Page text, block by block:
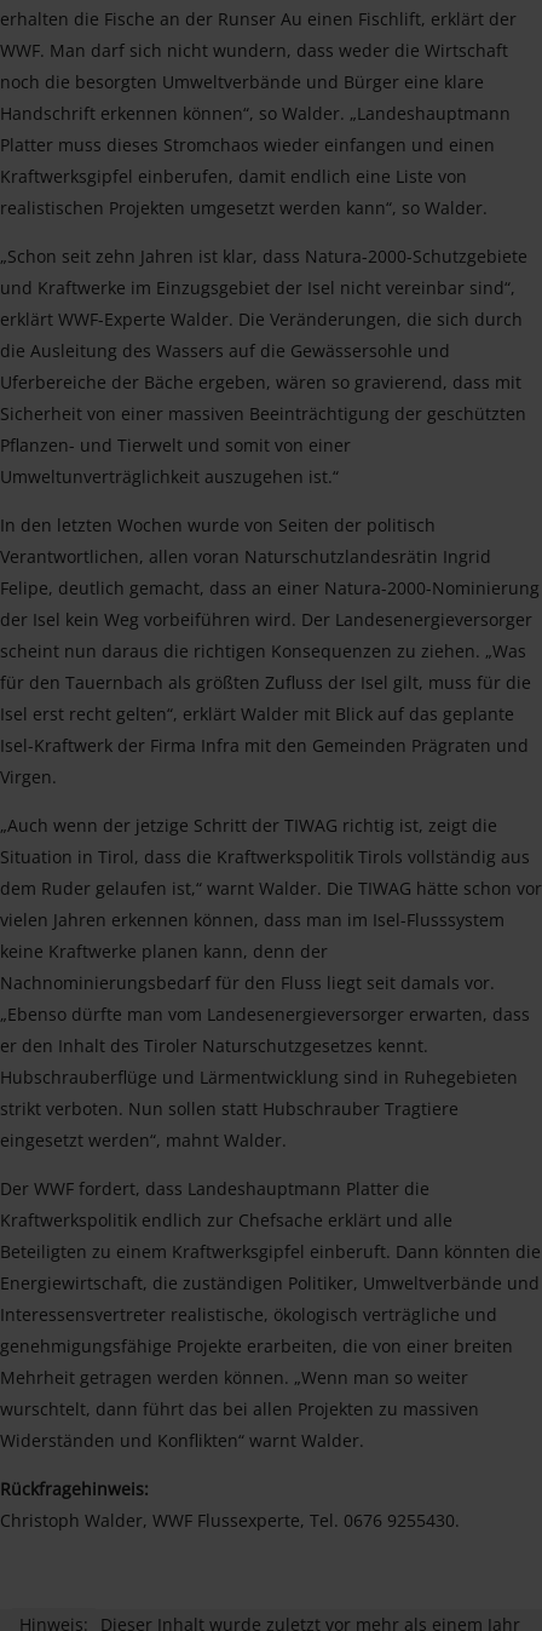
erhalten die Fische an der Runser Au einen Fischlift, erklärt der
WWF. Man darf sich nicht wundern, dass weder die Wirtschaft
noch die besorgten Umweltverbände und Bürger eine klare
Handschrift erkennen können“, so Walder. „Landeshauptmann
Platter muss dieses Stromchaos wieder einfangen und einen
Kraftwerksgipfel einberufen, damit endlich eine Liste von
realistischen Projekten umgesetzt werden kann“, so Walder.
„Schon seit zehn Jahren ist klar, dass Natura-2000-Schutzgebiete
und Kraftwerke im Einzugsgebiet der Isel nicht vereinbar sind“,
erklärt WWF-Experte Walder. Die Veränderungen, die sich durch
die Ausleitung des Wassers auf die Gewässersohle und
Uferbereiche der Bäche ergeben, wären so gravierend, dass mit
Sicherheit von einer massiven Beeinträchtigung der geschützten
Pflanzen- und Tierwelt und somit von einer
Umweltunverträglichkeit auszugehen ist.“
In den letzten Wochen wurde von Seiten der politisch
Verantwortlichen, allen voran Naturschutzlandesrätin Ingrid
Felipe, deutlich gemacht, dass an einer Natura-2000-Nominierung
der Isel kein Weg vorbeiführen wird. Der Landesenergieversorger
scheint nun daraus die richtigen Konsequenzen zu ziehen. „Was
für den Tauernbach als größten Zufluss der Isel gilt, muss für die
Isel erst recht gelten“, erklärt Walder mit Blick auf das geplante
Isel-Kraftwerk der Firma Infra mit den Gemeinden Prägraten und
Virgen.
„Auch wenn der jetzige Schritt der TIWAG richtig ist, zeigt die
Situation in Tirol, dass die Kraftwerkspolitik Tirols vollständig aus
dem Ruder gelaufen ist,“ warnt Walder. Die TIWAG hätte schon vor
vielen Jahren erkennen können, dass man im Isel-Flusssystem
keine Kraftwerke planen kann, denn der
Nachnominierungsbedarf für den Fluss liegt seit damals vor.
„Ebenso dürfte man vom Landesenergieversorger erwarten, dass
er den Inhalt des Tiroler Naturschutzgesetzes kennt.
Hubschrauberflüge und Lärmentwicklung sind in Ruhegebieten
strikt verboten. Nun sollen statt Hubschrauber Tragtiere
eingesetzt werden“, mahnt Walder.
Der WWF fordert, dass Landeshauptmann Platter die
Kraftwerkspolitik endlich zur Chefsache erklärt und alle
Beteiligten zu einem Kraftwerksgipfel einberuft. Dann könnten die
Energiewirtschaft, die zuständigen Politiker, Umweltverbände und
Interessensvertreter realistische, ökologisch verträgliche und
genehmigungsfähige Projekte erarbeiten, die von einer breiten
Mehrheit getragen werden können. „Wenn man so weiter
wurschtelt, dann führt das bei allen Projekten zu massiven
Widerständen und Konflikten“ warnt Walder.
Rückfragehinweis:
Christoph Walder, WWF Flussexperte, Tel. 0676 9255430.
Hinweis: Dieser Inhalt wurde zuletzt vor mehr als einem Jahr